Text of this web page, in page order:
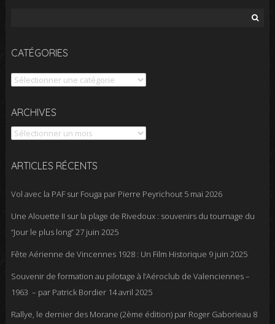
CATÉGORIES
Catégories
ARCHIVES
Archives
ARTICLES RÉCENTS
Vol avec la PAF sur Fouga par Pierre Peyrichout 5 mai 2026
Une Alouette II sur la plage de Rivedoux : souvenirs du tournage du
“Jour le plus long”27 juin 2025
Fête Aérienne de Vincennes 1928 : Un Film Historique 9 juin 2025
Souvenir de formation au pilotage à l’Aéroclub de Valenciennes –
1963 – par Patrick Bordier 14 avril 2025
Rallye, le dernier des Morane (2ème édition) par Roger Gaborieau 8